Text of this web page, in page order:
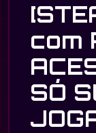
com
SÓ